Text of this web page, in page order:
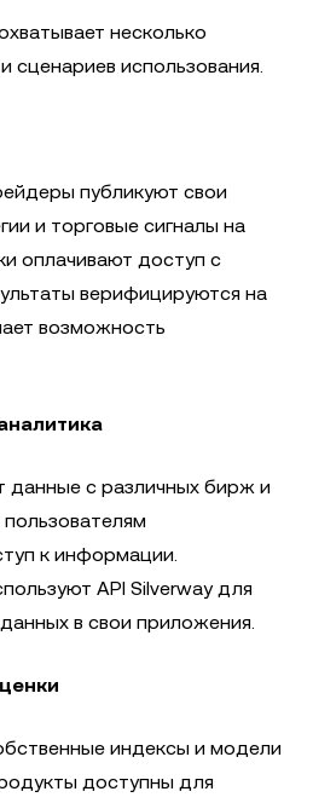
несколько
сценариев использования.
публикуют свои
и торговые сигналы на
оплачивают доступ с
верифицируются на
возможность
данные с различных бирж и
к информации.
API Silverway для
в свои приложения.
индексы и модели
доступны для